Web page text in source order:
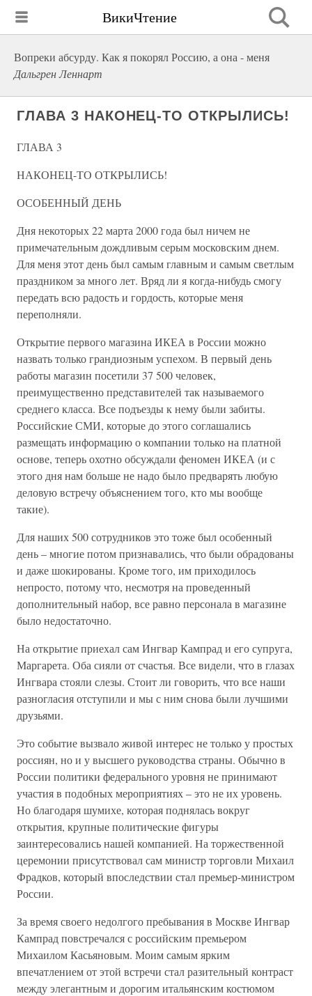
ВикиЧтение
Вопреки абсурду. Как я покорял Россию, а она - меня
Дальгрен Леннарт
ГЛАВА 3 НАКОНЕЦ-ТО ОТКРЫЛИСЬ!
ГЛАВА 3
НАКОНЕЦ-ТО ОТКРЫЛИСЬ!
ОСОБЕННЫЙ ДЕНЬ
Дня некоторых 22 марта 2000 года был ничем не
примечательным дождливым серым московским днем.
Для меня этот день был самым главным и самым светлым
праздником за много лет. Вряд ли я когда-нибудь смогу
передать всю радость и гордость, которые меня
переполняли.
Открытие первого магазина ИКЕА в России можно
назвать только грандиозным успехом. В первый день
работы магазин посетили 37 500 человек,
преимущественно представителей так называемого
среднего класса. Все подъезды к нему были забиты.
Российские СМИ, которые до этого соглашались
размещать информацию о компании только на платной
основе, теперь охотно обсуждали феномен ИКЕА (и с
этого дня нам больше не надо было предварять любую
деловую встречу объяснением того, кто мы вообще
такие).
Для наших 500 сотрудников это тоже был особенный
день – многие потом признавались, что были обрадованы
и даже шокированы. Кроме того, им приходилось
непросто, потому что, несмотря на проведенный
дополнительный набор, все равно персонала в магазине
было недостаточно.
На открытие приехал сам Ингвар Кампрад и его супруга,
Маргарета. Оба сияли от счастья. Все видели, что в глазах
Ингвара стояли слезы. Стоит ли говорить, что все наши
разногласия отступили и мы с ним снова были лучшими
друзьями.
Это событие вызвало живой интерес не только у простых
россиян, но и у высшего руководства страны. Обычно в
России политики федерального уровня не принимают
участия в подобных мероприятиях – это не их уровень.
Но благодаря шумихе, которая поднялась вокруг
открытия, крупные политические фигуры
заинтересовались нашей компанией. На торжественной
церемонии присутствовал сам министр торговли Михаил
Фрадков, который впоследствии стал премьер-министром
России.
За время своего недолгого пребывания в Москве Ингвар
Кампрад повстречался с российским премьером
Михаилом Касьяновым. Моим самым ярким
впечатлением от этой встречи стал разительный контраст
между элегантным и дорогим итальянским костюмом